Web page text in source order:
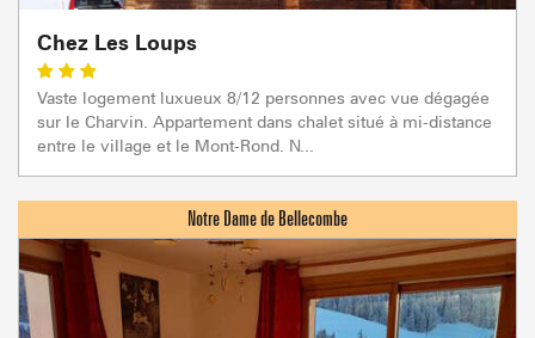
Chez Les Loups
Vaste logement luxueux 8/12 personnes avec vue dégagée
sur le Charvin. Appartement dans chalet situé à mi-distance
entre le village et le Mont-Rond. N...